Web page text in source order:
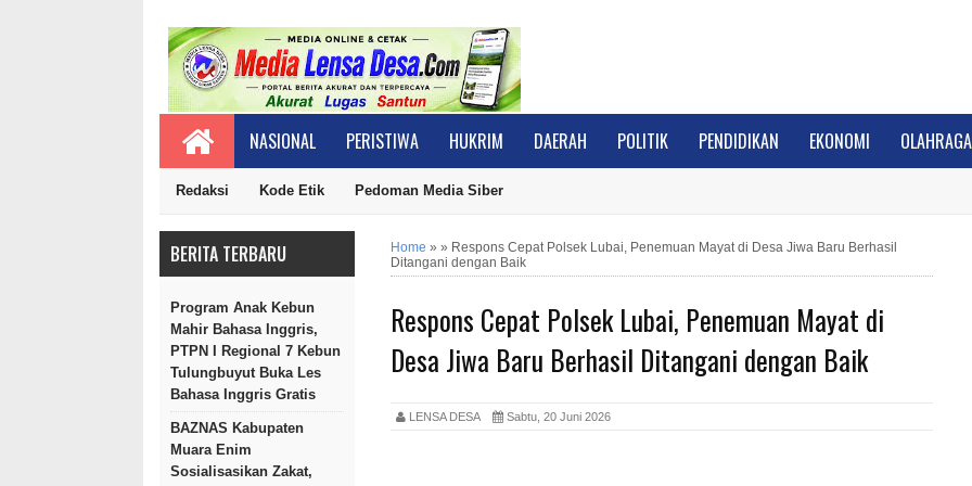
NASIONAL PERISTIWA HUKRIM DAERAH POLITIK PENDIDIKAN EKONOMI OLAHRAGA
Redaksi Kode Etik Pedoman Media Siber
BERITA TERBARU
Program Anak Kebun
Mahir Bahasa Inggris,
PTPN I Regional 7 Kebun
Tulungbuyut Buka Les
Bahasa Inggris Gratis
BAZNAS Kabupaten
Muara Enim
Sosialisasikan Zakat,
Home » » Respons Cepat Polsek Lubai, Penemuan Mayat di Desa Jiwa Baru Berhasil
Ditangani dengan Baik
Respons Cepat Polsek Lubai, Penemuan Mayat di
Desa Jiwa Baru Berhasil Ditangani dengan Baik
LENSA DESA Sabtu, 20 Juni 2026